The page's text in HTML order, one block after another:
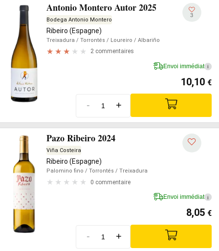
Antonio Montero Autor 2025
Bodega Antonio Montero
Ribeiro (Espagne)
Treixadura / Torrontés / Loureiro / Albariño
2 commentaires
3
Envoi immédiat i
10,10 €
- +
Pazo Ribeiro 2024
Viña Costeira
Ribeiro (Espagne)
Palomino fino / Torrontés / Treixadura
0 commentaire
Envoi immédiat i
8,05 €
- +